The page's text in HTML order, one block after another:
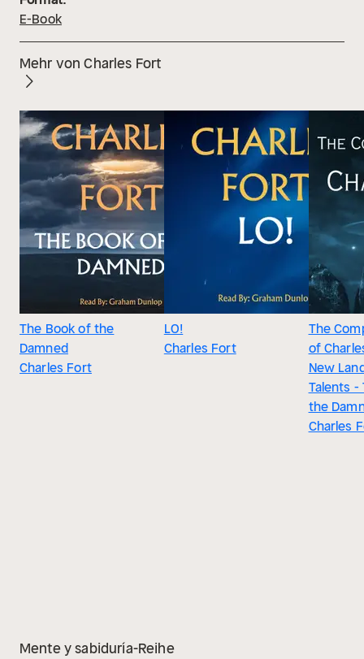
E-Book
Mehr von Charles Fort
The Book of the
Damned
Charles Fort
LO!
Charles Fort
The
of
New
Talents -
the
Charles
Mente y sabiduría-Reihe